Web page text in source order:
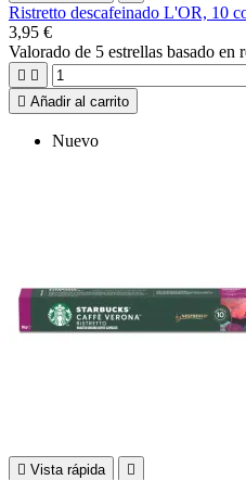
Ristretto descafeinado L'OR, 10
3,95 €
Valorado de 5 estrellas basado en
 
 Añadir al carrito
Nuevo
 Vista rápida 